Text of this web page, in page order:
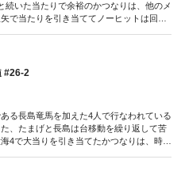
続いた当たりで余裕のかつなりは、他のメ
で当たりを引き当ててノーヒットは回避
果たしてどこまで続くのか!? そして唯一
が訪れる。時間的にもこれが最後のチャ
8月号付録DVDに収録されたものです／
#26-2
る長島竜馬を加えた4人で行なわれている
、たまげと長島は台移動を繰り返して苦
4で大当りを引き当てたかつなりは、時短
ち玉が5000発を超える。このままでは終
欲しいが…!?